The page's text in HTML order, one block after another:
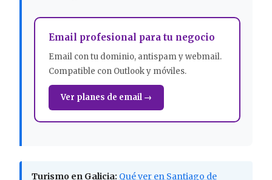
Email profesional para tu negocio
Email con tu dominio, antispam y webmail.
Compatible con Outlook y móviles.
Ver planes de email →
Turismo en Galicia: Qué ver en Santiago de